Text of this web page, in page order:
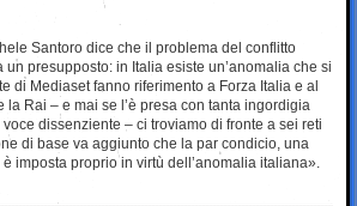
Santoro dice che il problema del conflitto
presupposto: in Italia esiste un’anomalia che si
di Mediaset fanno riferimento a Forza Italia e al
Rai – e mai se l’è presa con tanta ingordigia
dissenziente – ci troviamo di fronte a sei reti
di base va aggiunto che la par condicio, una
imposta proprio in virtù dell’anomalia italiana».